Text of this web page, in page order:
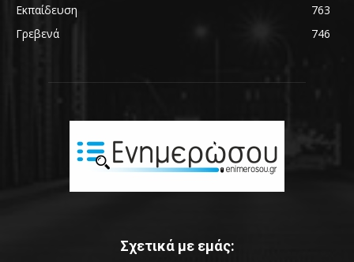
Εκπαίδευση
763
Γρεβενά
746
Σχετικά με εμάς: